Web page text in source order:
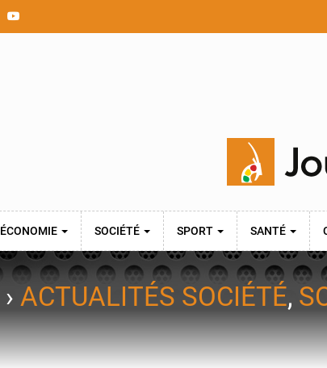
ÉCONOMIE SOCIÉTÉ SPORT SANTÉ
› ACTUALITÉS SOCIÉTÉ,